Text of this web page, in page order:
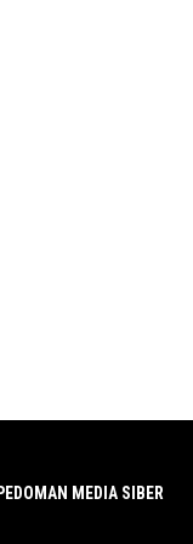
PEDOMAN MEDIA SIBER